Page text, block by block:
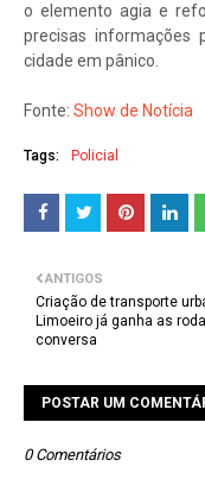
o elemento agia e
precisas informações
cidade em pânico.
Fonte: Show de Notícia
Tags: Policial
ANTIGOS
Criação de transporte
Limoeiro já ganha as
conversa
POSTAR UM
0 Comentários